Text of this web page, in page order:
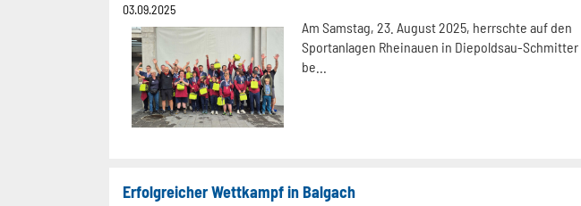
03.09.2025
Am Samstag, 23. August 2025, herrschte auf den
Sportanlagen Rheinauen in Diepoldsau-Schmitter
be...
Erfolgreicher Wettkampf in Balgach